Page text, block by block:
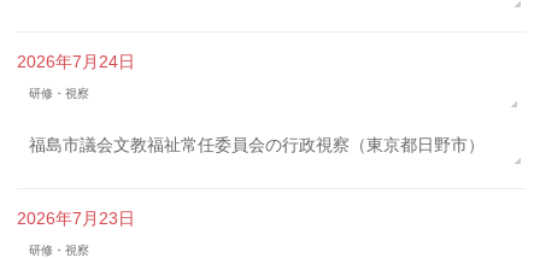
2026年7月24日
研修・視察
福島市議会文教福祉常任委員会の行政視察（東京都日野市）
2026年7月23日
研修・視察